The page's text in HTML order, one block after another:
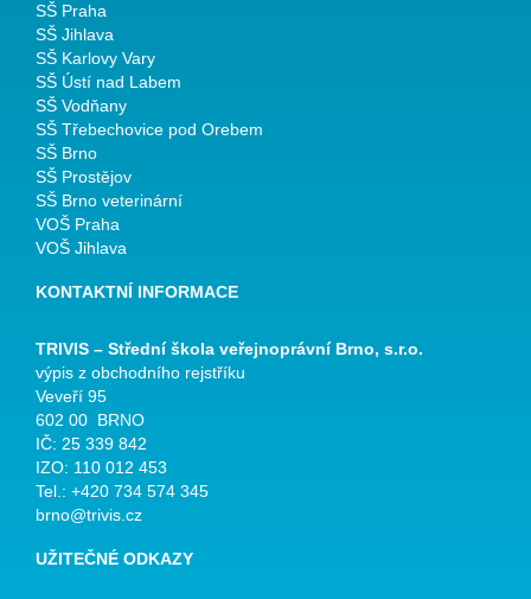
SŠ Praha
SŠ Jihlava
SŠ Karlovy Vary
SŠ Ústí nad Labem
SŠ Vodňany
SŠ Třebechovice pod Orebem
SŠ Brno
SŠ Prostějov
SŠ Brno veterinární
VOŠ Praha
VOŠ Jihlava
KONTAKTNÍ INFORMACE
TRIVIS – Střední škola veřejnoprávní Brno, s.r.o.
výpis z obchodního rejstříku
Veveří 95
602 00 BRNO
IČ: 25 339 842
IZO: 110 012 453
Tel.: +420 734 574 345
brno@trivis.cz
UŽITEČNÉ ODKAZY